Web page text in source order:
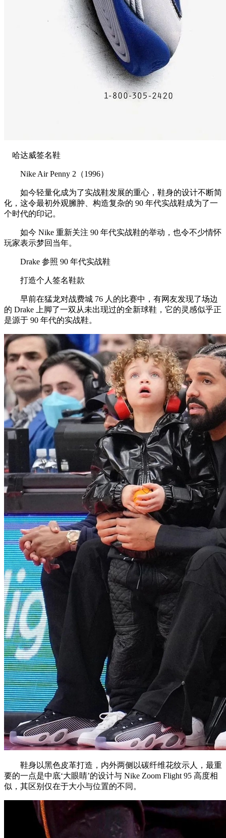
哈达威签名鞋
Nike Air Penny 2（1996）
如今轻量化成为了实战鞋发展的重心，鞋身的设计不断简
化，这令最初外观臃肿、构造复杂的 90 年代实战鞋成为了一
个时代的印记。
如今 Nike 重新关注 90 年代实战鞋的举动，也令不少情怀
玩家表示梦回当年。
Drake 参照 90 年代实战鞋
打造个人签名鞋款
早前在猛龙对战费城 76 人的比赛中，有网友发现了场边
的 Drake 上脚了一双从未出现过的全新球鞋，它的灵感似乎正
是源于 90 年代的实战鞋。
鞋身以黑色皮革打造，内外两侧以碳纤维花纹示人，最重
要的一点是中底‘大眼睛’的设计与 Nike Zoom Flight 95 高度相
似，其区别仅在于大小与位置的不同。